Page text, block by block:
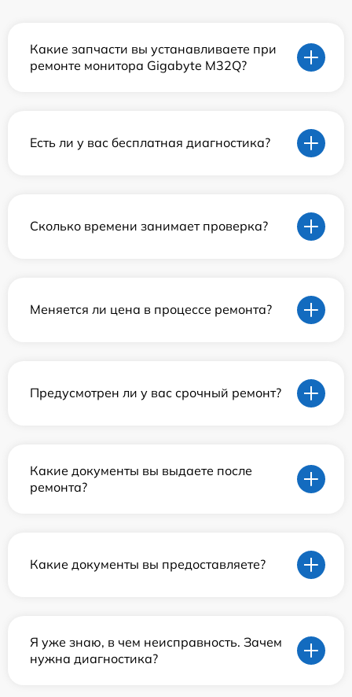
Какие запчасти вы устанавливаете при
ремонте монитора Gigabyte M32Q?
Есть ли у вас бесплатная диагностика?
Сколько времени занимает проверка?
Меняется ли цена в процессе ремонта?
Предусмотрен ли у вас срочный ремонт?
Какие документы вы выдаете после
ремонта?
Какие документы вы предоставляете?
Я уже знаю, в чем неисправность. Зачем
нужна диагностика?